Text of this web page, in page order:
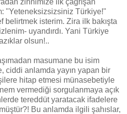
"Yeteneksizsizsiniz Türkiye!"
belirtmek isterim. Zira ilk bakışta
uyandırdı. Yani Türkiye
olsun!..
masumane bu isim
ciddi anlamda yayın yapan bir
hitap etmesi münasebetiyle
vermediği sorgulanmaya açık
tereddüt yaratacak ifadelere
Bu anlamda ilgili şahıslar,